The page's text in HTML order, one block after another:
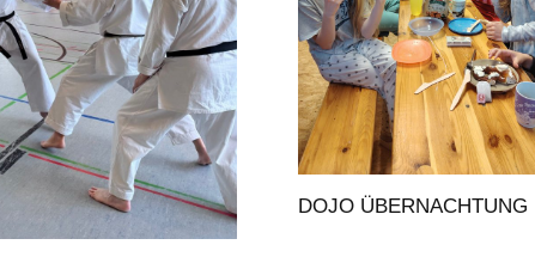
DOJO ÜBERNACHTUNG